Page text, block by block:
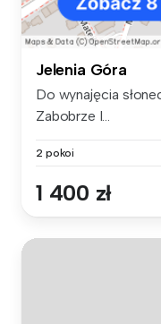
Jelenia Góra
Do wynajęcia
Zabobrze I...
2 pokoi
1 400 zł